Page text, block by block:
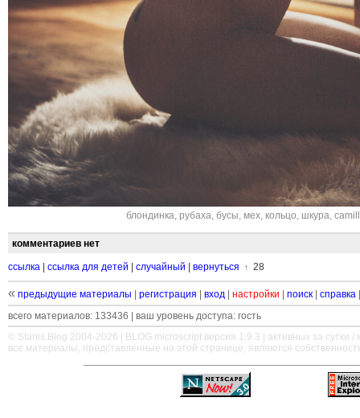
блондинка, рубаха, бусы, мех, кольцо, шкура,
комментариев нет
ссылка ссылка для детей случайный вернуться ↑ 28
« предыдущие материалы регистрация вход настройки поиск справка
всего материалов: 133436 | ваш уровень доступа: гость
© Stanis.Blog 2004-2026 |
BLOG.microscript версия 1.9.3 | активных за сутки /
все материалы, представленные на этой странице, являются
—————————————————————